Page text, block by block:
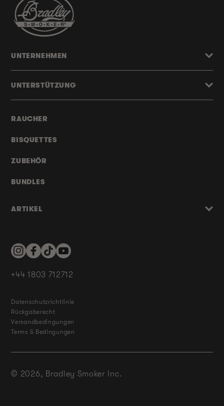
RAUCHER
BISQUETTES
ZUBEHÖR
BUNDLES
ARTIKEL
UNTERNEHMEN
UNTERSTÜTZUNG
InstagramFacebookTikTokYouTube
+44 1803 712712
Datenschutzrichtlinie
Rückgaberecht
Versandbedingungen
Terms & Bedingungen
© 2026, Bradley Smoker Inc.